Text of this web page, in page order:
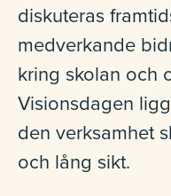
diskuteras
medverkande
kring skolan och
Visionsdagen
den verksamhet
och lång sikt.